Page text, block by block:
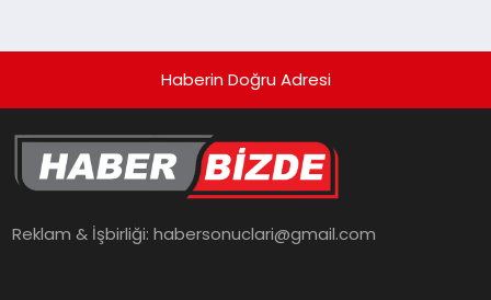
TEKNOLOJI
Haberin Doğru Adresi
Reklam & İşbirliği:habersonuclari@gmail.com